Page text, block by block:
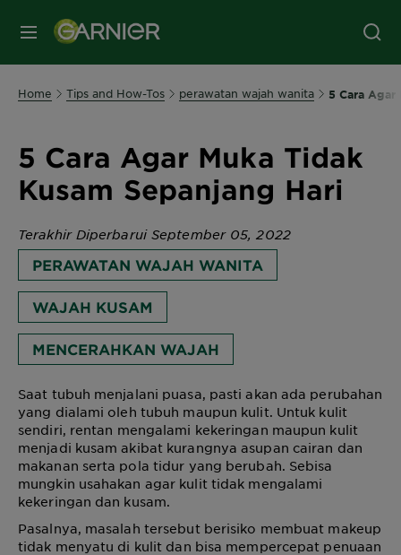
MENU
Home Tips and How-Tos perawatan wajah wanita 5 Cara Agar
5 Cara Agar Muka Tidak
Kusam Sepanjang Hari
Terakhir Diperbarui September 05, 2022
PERAWATAN WAJAH WANITA
WAJAH KUSAM
MENCERAHKAN WAJAH
Saat tubuh menjalani puasa, pasti akan ada perubahan
yang dialami oleh tubuh maupun kulit. Untuk kulit
sendiri, rentan mengalami kekeringan maupun kulit
menjadi kusam akibat kurangnya asupan cairan dan
makanan serta pola tidur yang berubah. Sebisa
mungkin usahakan agar kulit tidak mengalami
kekeringan dan kusam.
Pasalnya, masalah tersebut berisiko membuat makeup
tidak menyatu di kulit dan bisa mempercepat penuaan